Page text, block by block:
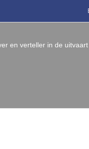
en verteller in de uitvaart